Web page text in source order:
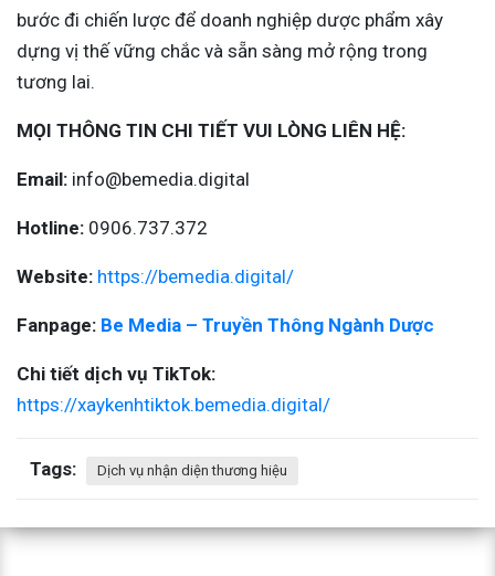
bước đi chiến lược để doanh nghiệp dược phẩm xây
dựng vị thế vững chắc và sẵn sàng mở rộng trong
tương lai.
MỌI THÔNG TIN CHI TIẾT VUI LÒNG LIÊN HỆ:
Email: info@bemedia.digital
Hotline: 0906.737.372
Website: https://bemedia.digital/
Fanpage: Be Media – Truyền Thông Ngành Dược
Chi tiết dịch vụ TikTok:
https://xaykenhtiktok.bemedia.digital/
Tags: Dịch vụ nhận diện thương hiệu